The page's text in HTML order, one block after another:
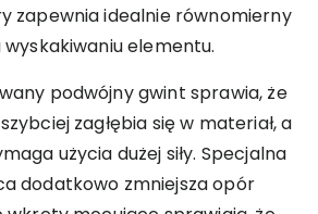
zapewnia idealnie równomierny
elementu.
podwójny gwint sprawia, że
zagłębia się w materiał, a
użycia dużej siły. Specjalna
dodatkowo zmniejsza opór